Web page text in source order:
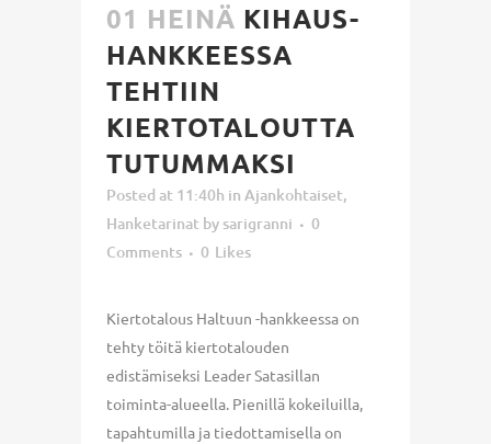
01 HEINÄ KIHAUS-
HANKKEESSA
TEHTIIN
KIERTOTALOUTTA
TUTUMMAKSI
Posted at 11:40h in Ajankohtaiset,
Hanketarinat by sarigranni
0
Comments
0 Likes
Kiertotalous Haltuun -hankkeessa on
tehty töitä kiertotalouden
edistämiseksi Leader Satasillan
toiminta-alueella. Pienillä kokeiluilla,
tapahtumilla ja tiedottamisella on